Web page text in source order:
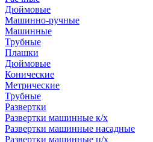
Дюймовые
Машинно-ручные
Машинные
Трубные
Плашки
Дюймовые
Конические
Метрические
Трубные
Развертки
Развертки машинные к/х
Развертки машинные насадные
Развертки машинные ц/х